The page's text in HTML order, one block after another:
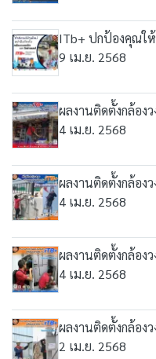
ITb+ ปกป้องคุณใ
9 เม.ย. 2568
ผลงานติดตั้งกล้อง
4 เม.ย. 2568
ผลงานติดตั้งกล้องว
4 เม.ย. 2568
ผลงานติดตั้งกล้อง
4 เม.ย. 2568
ผลงานติดตั้งกล้อง
2 เม.ย. 2568